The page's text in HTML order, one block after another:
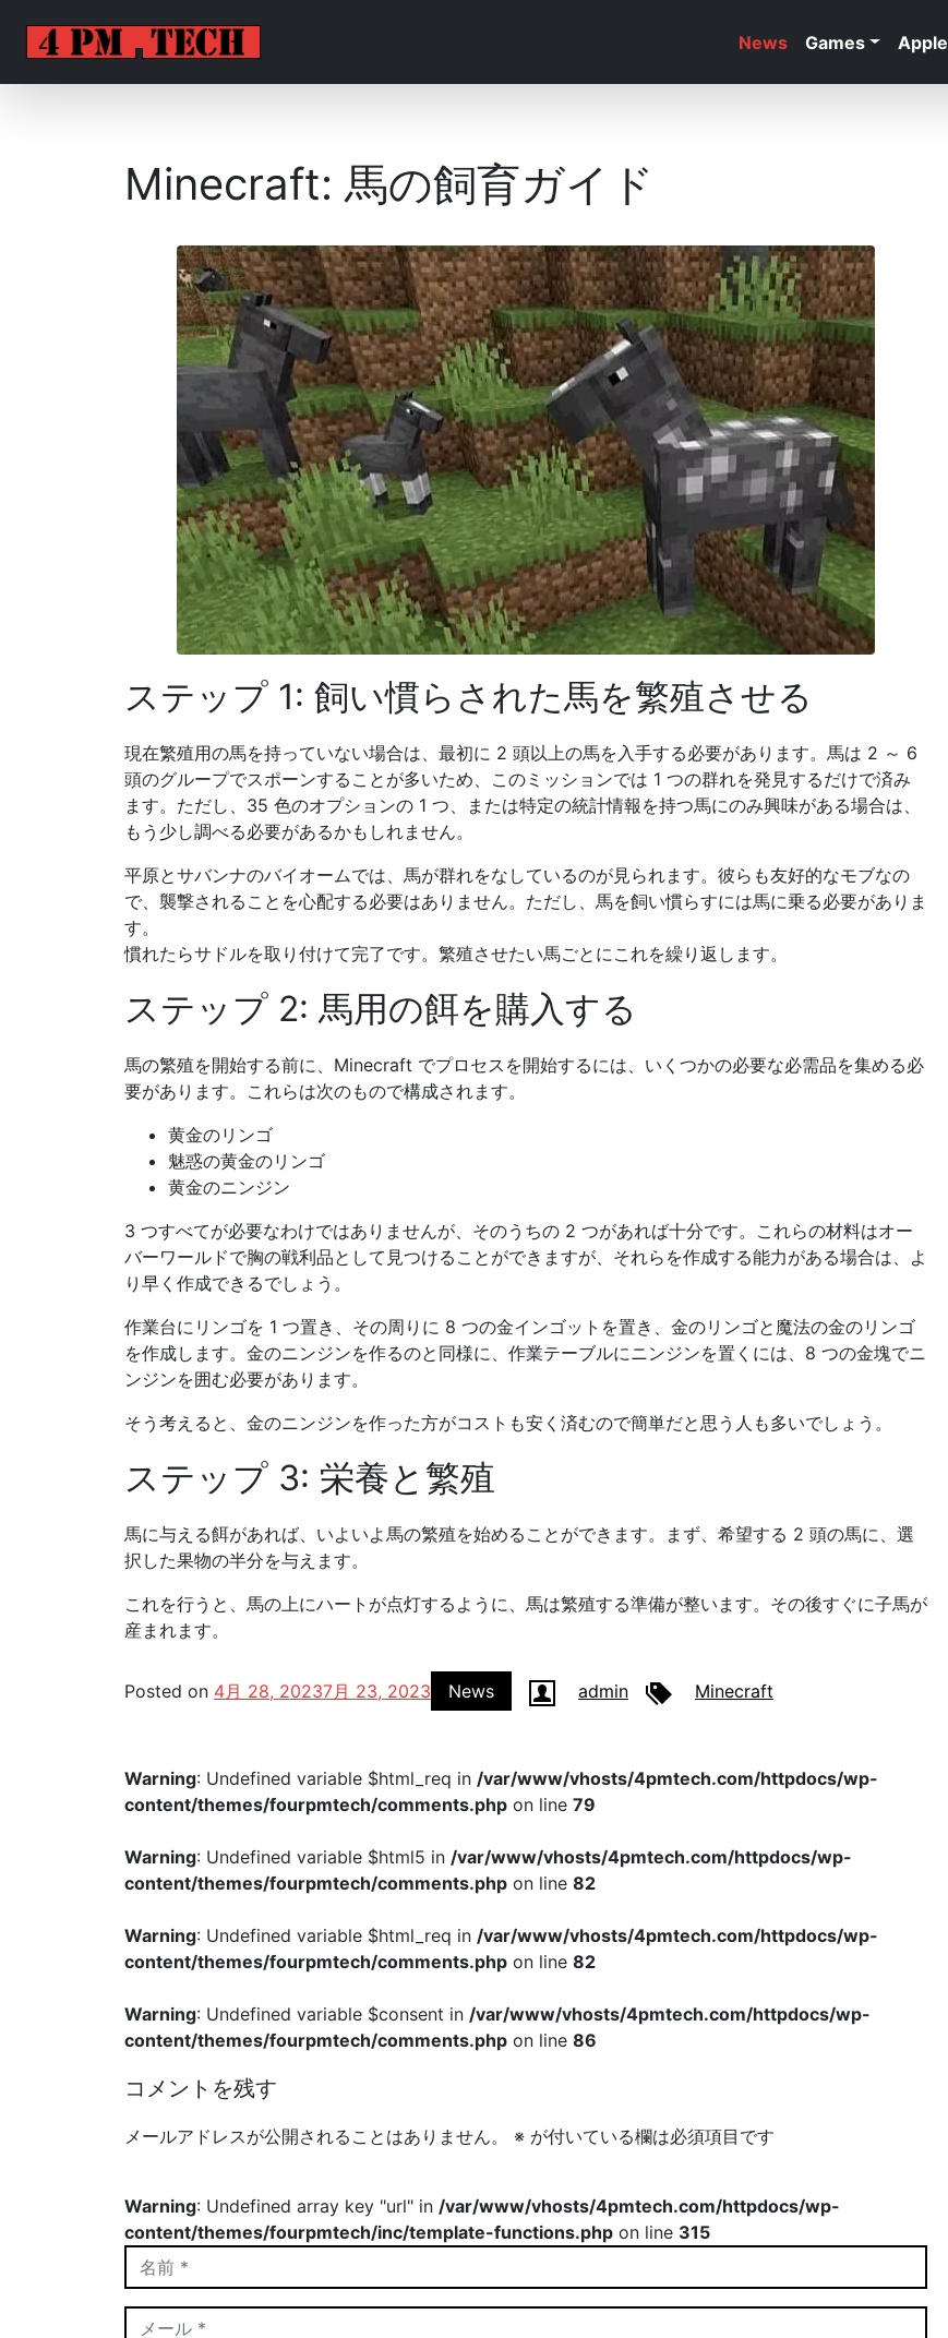
News Games Apple
Minecraft: 馬の飼育ガイド
ステップ 1: 飼い慣らされた馬を繁殖させる
現在繁殖用の馬を持っていない場合は、最初に 2 頭以上の馬を入手する必要があります。馬は 2 ～ 6
頭のグループでスポーンすることが多いため、このミッションでは 1 つの群れを発見するだけで済み
ます。ただし、35 色のオプションの 1 つ、または特定の統計情報を持つ馬にのみ興味がある場合は、
もう少し調べる必要があるかもしれません。
平原とサバンナのバイオームでは、馬が群れをなしているのが見られます。彼らも友好的なモブなの
で、襲撃されることを心配する必要はありません。ただし、馬を飼い慣らすには馬に乗る必要がありま
す。
慣れたらサドルを取り付けて完了です。繁殖させたい馬ごとにこれを繰り返します。
ステップ 2: 馬用の餌を購入する
馬の繁殖を開始する前に、Minecraft でプロセスを開始するには、いくつかの必要な必需品を集める必
要があります。これらは次のもので構成されます。
黄金のリンゴ
魅惑の黄金のリンゴ
黄金のニンジン
3 つすべてが必要なわけではありませんが、そのうちの 2 つがあれば十分です。これらの材料はオー
バーワールドで胸の戦利品として見つけることができますが、それらを作成する能力がある場合は、よ
り早く作成できるでしょう。
作業台にリンゴを 1 つ置き、その周りに 8 つの金インゴットを置き、金のリンゴと魔法の金のリンゴ
を作成します。金のニンジンを作るのと同様に、作業テーブルにニンジンを置くには、8 つの金塊でニ
ンジンを囲む必要があります。
そう考えると、金のニンジンを作った方がコストも安く済むので簡単だと思う人も多いでしょう。
ステップ 3: 栄養と繁殖
馬に与える餌があれば、いよいよ馬の繁殖を始めることができます。まず、希望する 2 頭の馬に、選
択した果物の半分を与えます。
これを行うと、馬の上にハートが点灯するように、馬は繁殖する準備が整います。その後すぐに子馬が
産まれます。
Posted on 4月 28, 20237月 23, 2023 News admin Minecraft
Warning: Undefined variable $html_req in /var/www/vhosts/4pmtech.com/httpdocs/wp-
content/themes/fourpmtech/comments.php on line 79
Warning: Undefined variable $html5 in /var/www/vhosts/4pmtech.com/httpdocs/wp-
content/themes/fourpmtech/comments.php on line 82
Warning: Undefined variable $html_req in /var/www/vhosts/4pmtech.com/httpdocs/wp-
content/themes/fourpmtech/comments.php on line 82
Warning: Undefined variable $consent in /var/www/vhosts/4pmtech.com/httpdocs/wp-
content/themes/fourpmtech/comments.php on line 86
コメントを残す
メールアドレスが公開されることはありません。 ※ が付いている欄は必須項目です
Warning: Undefined array key "url" in /var/www/vhosts/4pmtech.com/httpdocs/wp-
content/themes/fourpmtech/inc/template-functions.php on line 315